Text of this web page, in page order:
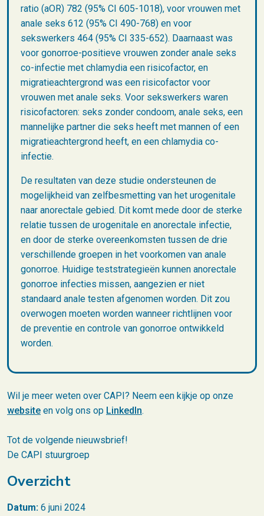
ratio (aOR) 782 (95% CI 605-1018), voor vrouwen met
anale seks 612 (95% CI 490-768) en voor
sekswerkers 464 (95% CI 335-652). Daarnaast was
voor gonorroe-positieve vrouwen zonder anale seks
co-infectie met chlamydia een risicofactor, en
migratieachtergrond was een risicofactor voor
vrouwen met anale seks. Voor sekswerkers waren
risicofactoren: seks zonder condoom, anale seks, een
mannelijke partner die seks heeft met mannen of een
migratieachtergrond heeft, en een chlamydia co-
infectie.
De resultaten van deze studie ondersteunen de
mogelijkheid van zelfbesmetting van het urogenitale
naar anorectale gebied. Dit komt mede door de sterke
relatie tussen de urogenitale en anorectale infectie,
en door de sterke overeenkomsten tussen de drie
verschillende groepen in het voorkomen van anale
gonorroe. Huidige teststrategieën kunnen anorectale
gonorroe infecties missen, aangezien er niet
standaard anale testen afgenomen worden. Dit zou
overwogen moeten worden wanneer richtlijnen voor
de preventie en controle van gonorroe ontwikkeld
worden.
Wil je meer weten over CAPI? Neem een kijkje op onze
website en volg ons op LinkedIn.
Tot de volgende nieuwsbrief!
De CAPI stuurgroep
Overzicht
Datum: 6 juni 2024